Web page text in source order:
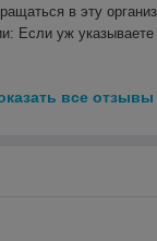
в эту
Если уж указываете
все отзывы